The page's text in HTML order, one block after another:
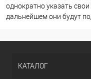
однократно указать
дальнейшем они будут
КАТАЛОГ